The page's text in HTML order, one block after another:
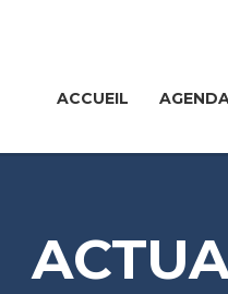
ACCUEIL